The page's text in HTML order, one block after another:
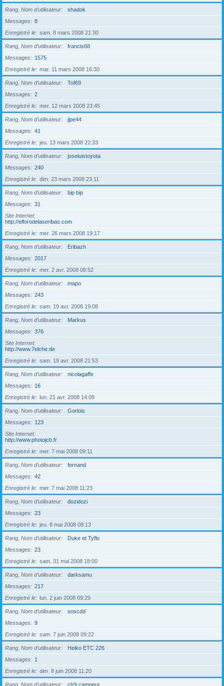
Rang, Nom d’utilisateur
shadok
Messages
8
Enregistré le
sam. 8 mars 2008 21:30
Rang, Nom d’utilisateur
francis68
Messages
1575
Enregistré le
mar. 11 mars 2008 16:30
Rang, Nom d’utilisateur
Tof69
Messages
2
Enregistré le
mer. 12 mars 2008 23:45
Rang, Nom d’utilisateur
jipe44
Messages
41
Enregistré le
jeu. 13 mars 2008 22:33
Rang, Nom d’utilisateur
joseluistoyota
Messages
240
Enregistré le
dim. 23 mars 2008 23:11
Rang, Nom d’utilisateur
bip bip
Messages
31
Site Internet
http://elforodelaseribas.com
Enregistré le
mer. 26 mars 2008 19:17
Rang, Nom d’utilisateur
Eribazh
Messages
2017
Enregistré le
mer. 2 avr. 2008 08:52
Rang, Nom d’utilisateur
mapo
Messages
243
Enregistré le
sam. 19 avr. 2008 19:08
Rang, Nom d’utilisateur
Markus
Messages
376
Site Internet
http://www.7elche.de
Enregistré le
sam. 19 avr. 2008 21:53
Rang, Nom d’utilisateur
nicolagaffe
Messages
16
Enregistré le
lun. 21 avr. 2008 14:09
Rang, Nom d’utilisateur
Gorlois
Messages
123
Site Internet
http://www.photojcb.fr
Enregistré le
mer. 7 mai 2008 09:11
Rang, Nom d’utilisateur
fernand
Messages
42
Enregistré le
mer. 7 mai 2008 11:23
Rang, Nom d’utilisateur
dozidozi
Messages
23
Enregistré le
jeu. 8 mai 2008 08:13
Rang, Nom d’utilisateur
Duke et Tyflo
Messages
23
Enregistré le
sam. 31 mai 2008 18:00
Rang, Nom d’utilisateur
darksamu
Messages
217
Enregistré le
lun. 2 juin 2008 09:29
Rang, Nom d’utilisateur
soscdd
Messages
9
Enregistré le
sam. 7 juin 2008 09:22
Rang, Nom d’utilisateur
Heiko ETC 226
Messages
1
Enregistré le
dim. 8 juin 2008 11:20
Rang, Nom d’utilisateur ch'ti campeur